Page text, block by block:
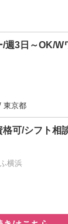
週3日～OK/W
東京都
格可/シフト相
横浜